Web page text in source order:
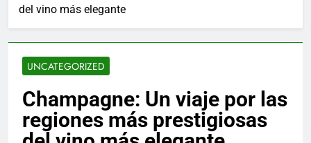
del vino más elegante
UNCATEGORIZED
Champagne: Un viaje por las
regiones más prestigiosas